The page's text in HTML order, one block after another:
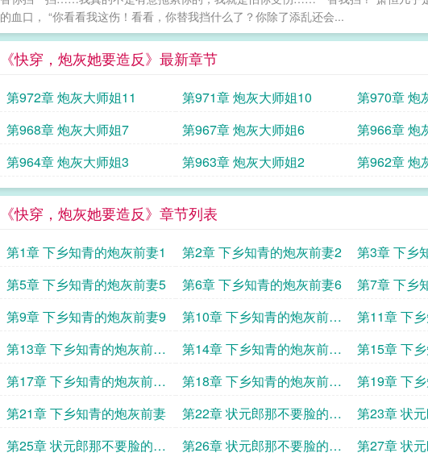
的血口， “你看看我这伤！看看，你替我挡什么了？你除了添乱还会...
《快穿，炮灰她要造反》最新章节
第972章 炮灰大师姐11 第971章 炮灰大师姐10 第970章 炮
第968章 炮灰大师姐7
第967章 炮灰大师姐6 第966章 炮
第964章 炮灰大师姐3
第963章 炮灰大师姐2 第962章 炮
《快穿，炮灰她要造反》章节列表
第1章 下乡知青的炮灰前妻1 第2章 下乡知青的炮灰前妻2 第3章 下乡
第5章 下乡知青的炮灰前妻5
第6章 下乡知青的炮灰前妻6 第7章 下乡
第9章 下乡知青的炮灰前妻9
第10章 下乡知青的炮灰前妻
10
第11章 下
11
第13章 下乡知青的炮灰前妻
13
第14章 下乡知青的炮灰前妻
14
第15章 下
15
第17章 下乡知青的炮灰前妻
17
第18章 下乡知青的炮灰前妻
18
第19章 下
19
第21章 下乡知青的炮灰前妻
第22章 状元郎那不要脸的青
梅竹马1
第23章 状
梅竹马2
第25章 状元郎那不要脸的青
第26章 状元郎那不要脸的青
第27章 状